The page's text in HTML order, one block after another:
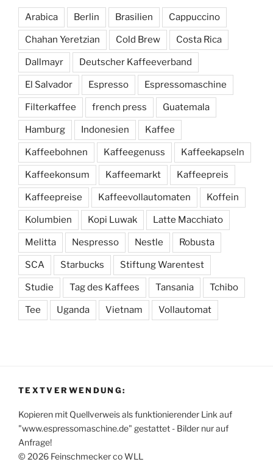
Arabica Berlin Brasilien Cappuccino
Chahan Yeretzian Cold Brew Costa Rica
Dallmayr Deutscher Kaffeeverband
El Salvador Espresso Espressomaschine
Filterkaffee french press Guatemala
Hamburg Indonesien Kaffee
Kaffeebohnen Kaffeegenuss Kaffeekapseln
Kaffeekonsum Kaffeemarkt Kaffeepreis
Kaffeepreise Kaffeevollautomaten Koffein
Kolumbien Kopi Luwak Latte Macchiato
Melitta Nespresso Nestle Robusta
SCA Starbucks Stiftung Warentest
Studie Tag des Kaffees Tansania Tchibo
Tee Uganda Vietnam Vollautomat
TEXTVERWENDUNG:
Kopieren mit Quellverweis als funktionierender Link auf
"www.espressomaschine.de" gestattet - Bilder nur auf
Anfrage!
© 2026 Feinschmecker co WLL